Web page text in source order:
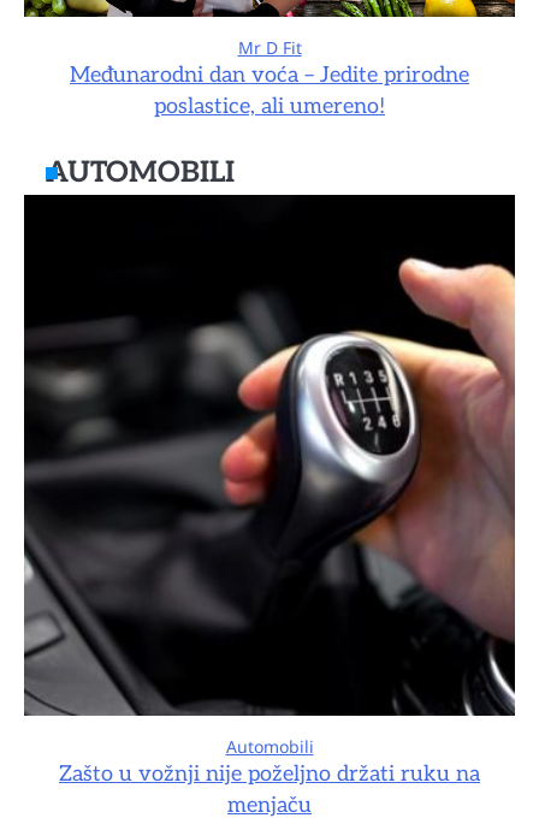
Mr D Fit
Međunarodni dan voća – Jedite prirodne
poslastice, ali umereno!
AUTOMOBILI
Automobili
Zašto u vožnji nije poželjno držati ruku na
menjaču